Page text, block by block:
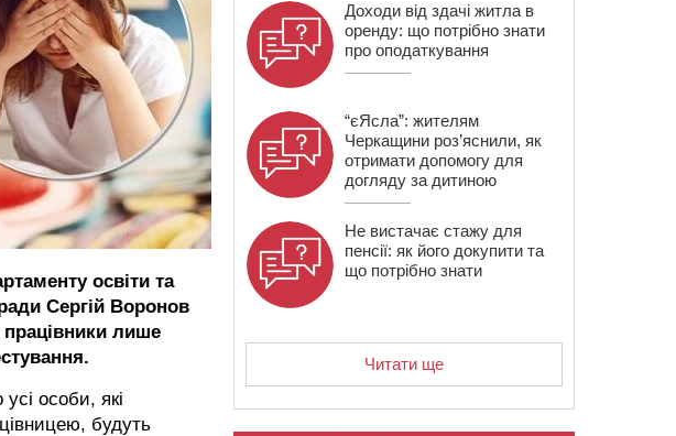
освіти та
Сергій Воронов
лише
особи, які
будуть
Доходи від здачі житла в
оренду: що потрібно знати
про оподаткування
“єЯсла”: жителям
Черкащини роз’яснили, як
отримати допомогу для
догляду за дитиною
Не вистачає стажу для
пенсії: як його докупити та
що потрібно знати
Читати ще